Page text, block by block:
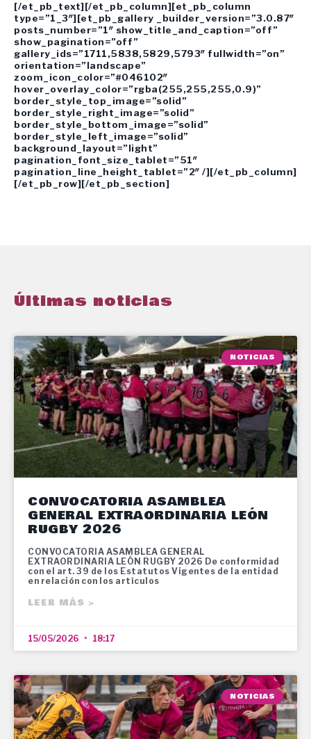
[/et_pb_text][/et_pb_column][et_pb_column
type=”1_3″][et_pb_gallery _builder_version=”3.0.87″
posts_number=”1″ show_title_and_caption=”off”
show_pagination=”off”
gallery_ids=”1711,5838,5829,5793″ fullwidth=”on”
orientation=”landscape”
zoom_icon_color=”#046102″
hover_overlay_color=”rgba(255,255,255,0.9)”
border_style_top_image=”solid”
border_style_right_image=”solid”
border_style_bottom_image=”solid”
border_style_left_image=”solid”
background_layout=”light”
pagination_font_size_tablet=”51″
pagination_line_height_tablet=”2″ /][/et_pb_column]
[/et_pb_row][/et_pb_section]
Últimas noticias
NOTICIAS
CONVOCATORIA ASAMBLEA
GENERAL EXTRAORDINARIA LEÓN
RUGBY 2026
CONVOCATORIA ASAMBLEA GENERAL
EXTRAORDINARIA LEÓN RUGBY 2026 De conformidad
con el art. 39 de los Estatutos Vigentes de la entidad
en relación con los artículos
LEER MÁS >
15/05/2026 18:17
NOTICIAS